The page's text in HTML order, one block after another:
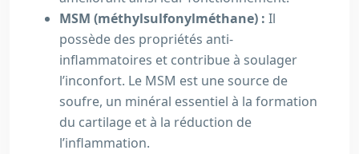
MSM (méthylsulfonylméthane) : Il
possède des propriétés anti-
inflammatoires et contribue à soulager
l’inconfort. Le MSM est une source de
soufre, un minéral essentiel à la formation
du cartilage et à la réduction de
l’inflammation.